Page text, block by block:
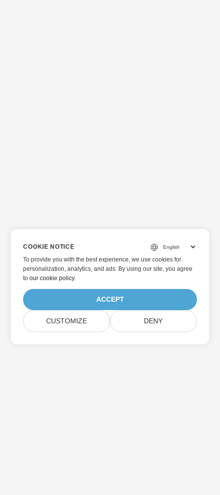
COOKIE NOTICE
To provide you with the best experience, we use cookies for
personalization, analytics, and ads. By using our site, you agree
toour cookie policy.
ACCEPT
CUSTOMIZE DENY